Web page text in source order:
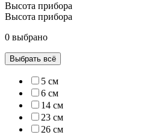
Высота прибора
Высота прибора
0 выбрано
Выбрать всё
5 см
6 см
14 см
23 см
26 см